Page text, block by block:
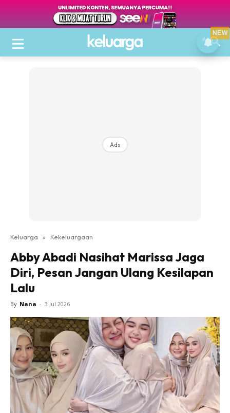
Ads
Keluarga » Kekeluargaan
Abby Abadi Nasihat Marissa Jaga
Diri, Pesan Jangan Ulang Kesilapan
Lalu
By Nana - 3 Jul 2026
NEW